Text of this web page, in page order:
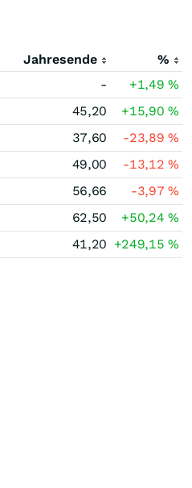
Jahresende
%
- +1,49%
45,20 +15,90%
37,60 -23,89%
49,00 -13,12%
56,66 -3,97%
62,50 +50,24%
41,20 +249,15%